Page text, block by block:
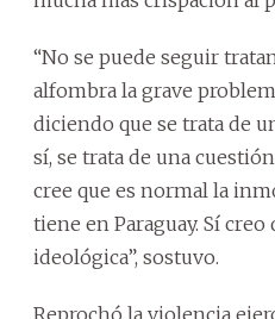
“No se puede seguir
alfombra la grave
diciendo que se trata de
sí, se trata de una
cree que es normal la
tiene en Paraguay. Sí
ideológica”, sostuvo.
Reprochó la violencia